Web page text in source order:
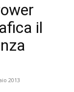
il
2013